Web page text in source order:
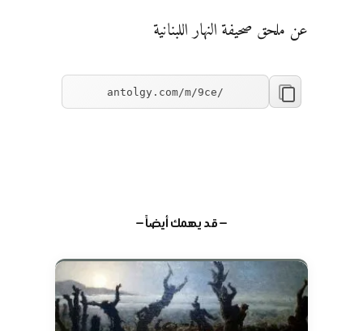
عن ملحق صحيفة النهار اللبنانية
— قد يهمك أيضاً —